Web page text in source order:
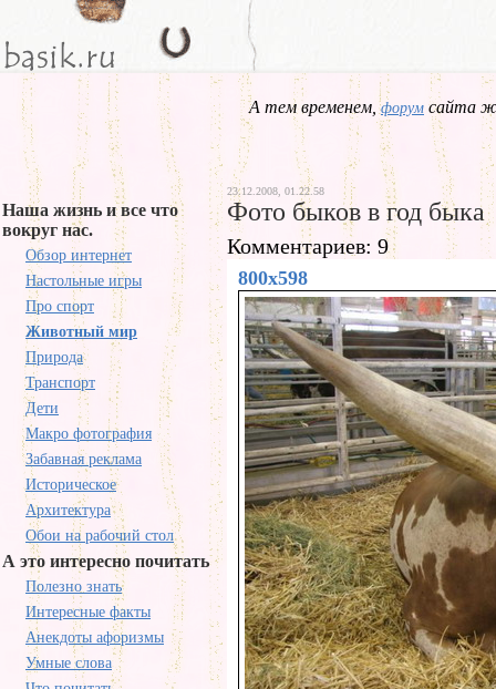
А тем временем,форум сайта
Наша жизнь и все что
вокруг нас.
Обзор интернет
Настольные игры
Про спорт
Животный мир
Природа
Транспорт
Дети
Макро фотография
Забавная реклама
Историческое
Архитектура
Обои на рабочий стол
А это интересно почитать
Полезно знать
Интересные факты
Анекдоты афоризмы
Умные слова
23.12.2008, 01.22.58
Фото быков в год быка
Комментариев: 9
800x598